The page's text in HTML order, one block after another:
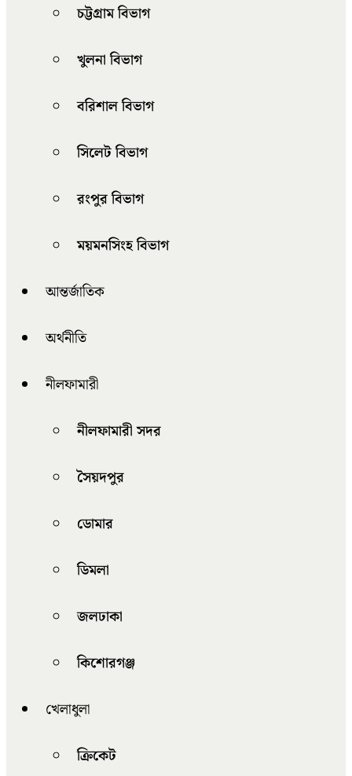
চট্টগ্রাম বিভাগ
খুলনা বিভাগ
বরিশাল বিভাগ
সিলেট বিভাগ
রংপুর বিভাগ
ময়মনসিংহ বিভাগ
আন্তর্জাতিক
অর্থনীতি
নীলফামারী
নীলফামারী সদর
সৈয়দপুর
ডোমার
ডিমলা
জলঢাকা
কিশোরগঞ্জ
খেলাধুলা
ক্রিকেট